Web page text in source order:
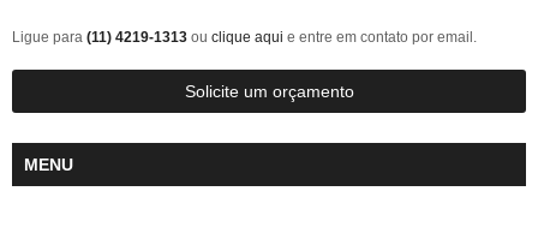
Ligue para (11) 4219-1313 ou clique aqui e entre em contato por email.
Solicite um orçamento
MENU